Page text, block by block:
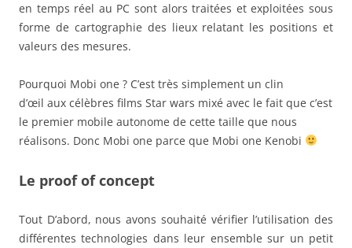
en temps réel au PC sont alors traitées et exploitées sous
forme de cartographie des lieux relatant les positions et
valeurs des mesures.
Pourquoi Mobi one ? C’est très simplement un clin
d’œil aux célèbres films Star wars mixé avec le fait que c’est
le premier mobile autonome de cette taille que nous
réalisons. Donc Mobi one parce que Mobi one Kenobi
Le proof of concept
Tout D’abord, nous avons souhaité vérifier l’utilisation des
différentes technologies dans leur ensemble sur un petit